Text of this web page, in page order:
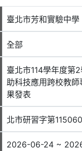
臺北市芳和實驗中學
全部
臺北市114學年度第
助科技應用跨校教
果發表
北市研習字第
2026-06-24 ~